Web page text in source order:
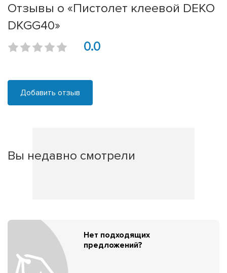
Отзывы о «Пистолет клеевой DEKO
DKGG40»
0.0
Добавить отзыв
Вы недавно смотрели
Нет подходящих
предложений?